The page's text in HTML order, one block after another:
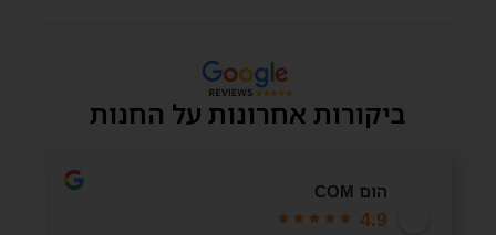
ביקורות אחרונות על החנות
הום COM
4.9